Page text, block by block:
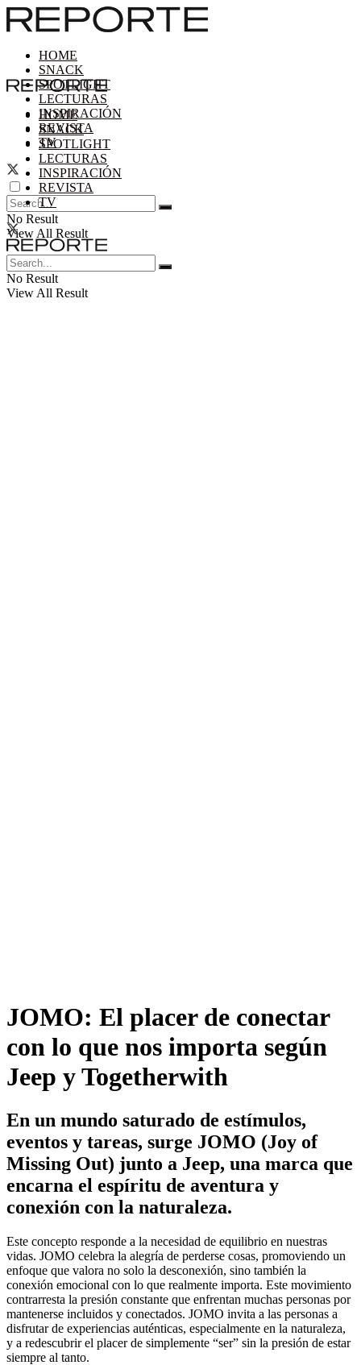
HOME
SNACK
SPOTLIGHT
LECTURAS
INSPIRACIÓN
REVISTA
TV
No Result
View All Result
HOME
SNACK
SPOTLIGHT
LECTURAS
INSPIRACIÓN
REVISTA
TV
No Result
View All Result
JOMO: El placer de conectar
con lo que nos importa según
Jeep y Togetherwith
En un mundo saturado de estímulos,
eventos y tareas, surge JOMO (Joy of
Missing Out) junto a Jeep, una marca que
encarna el espíritu de aventura y
conexión con la naturaleza.
Este concepto responde a la necesidad de equilibrio en nuestras
vidas. JOMO celebra la alegría de perderse cosas, promoviendo un
enfoque que valora no solo la desconexión, sino también la
conexión emocional con lo que realmente importa. Este movimiento
contrarresta la presión constante que enfrentan muchas personas por
mantenerse incluidos y conectados. JOMO invita a las personas a
disfrutar de experiencias auténticas, especialmente en la naturaleza,
y a redescubrir el placer de simplemente “ser” sin la presión de estar
siempre al tanto.